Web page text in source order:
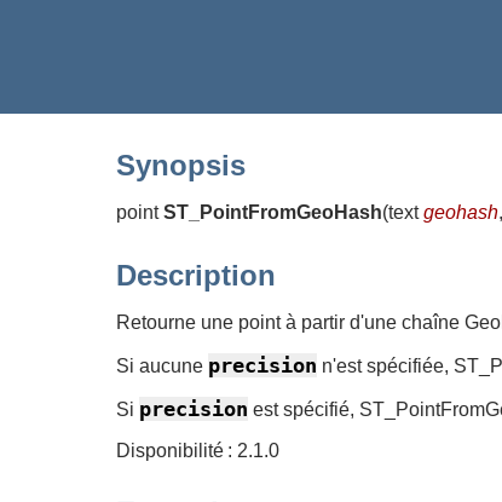
Synopsis
pointST_PointFromGeoHash(textgeohash
Description
Retourne une point à partir d'une chaîne
Si aucune precision n'est spécifiée,
Si precision est spécifié,
Disponibilité : 2.1.0